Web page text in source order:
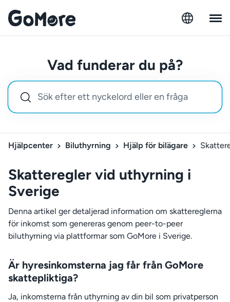
Vad funderar du på?
Hjälpcenter Biluthyrning Hjälp för bilägare
Skatteregler vid uthyrning i
Sverige
Denna artikel ger detaljerad information om skattereglerna
för inkomst som genereras genom peer-to-peer
biluthyrning via plattformar som GoMore i Sverige.
Är hyresinkomsterna jag får från GoMore
skattepliktiga?
Ja, inkomsterna från uthyrning av din bil som privatperson